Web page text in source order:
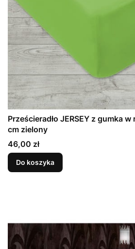
Prześcieradło JERSEY z gumka
cm zielony
Cena
46,00 zł
Do koszyka